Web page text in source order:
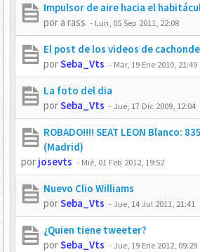
Impulsor de aire hacia el
por a rass - Lun, 05 Sep 2011, 22:08
El post de los videos de
porSeba_Vts - Mar, 19 Ene 2010, 21:49
La foto del dia
porSeba_Vts -Jue, 17 Dic 2009, 12:04
ROBADO!!!! SEAT LEON Blanco:
(Madrid)
por josevts - Mié, 01 Feb 2012, 19:52
Nuevo Clio Williams
porSeba_Vts -Jue, 14 Jul 2011, 21:41
¿Quien tiene tweeter?
porSeba_Vts -Jue, 19 Ene 2012, 09:29